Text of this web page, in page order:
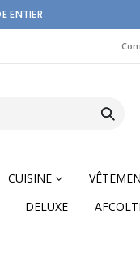
ENTIER
CUISINE
DELUXE